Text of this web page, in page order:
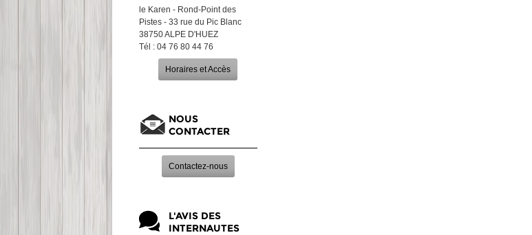
le Karen - Rond-Point des
Pistes - 33 rue du Pic Blanc
38750 ALPE D'HUEZ
Tél : 04 76 80 44 76
Horaires et Accès
NOUS
CONTACTER
Contactez-nous
L'AVIS DES
INTERNAUTES